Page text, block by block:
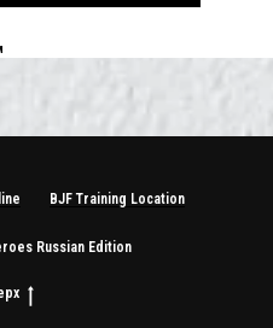
BJF Training Location
Russian Edition